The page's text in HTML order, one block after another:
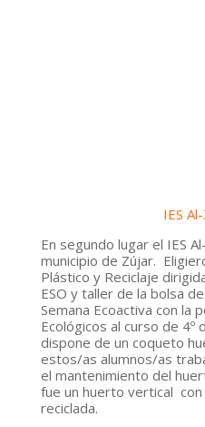
IES
En segundo lugar el IES
municipio de Zújar.
Plástico y Reciclaje
ESO y tallerde la bolsa
Semana Ecoactiva con la
Ecológicos al curso de 4º
dispone de un coqueto
estos/as alumnos/as
el mantenimiento del
fue un huerto vertical con
reciclada.